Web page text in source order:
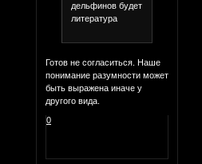
дельфинов будет
литература
Готов не согласиться. Наше
понимание разумности может
быть выражена иначе у
другого вида.
0